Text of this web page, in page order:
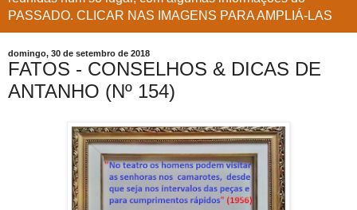
PASSADO. CLICAR NAS IMAGENS PARA AMPLIÁ-LAS
domingo, 30 de setembro de 2018
FATOS - CONSELHOS & DICAS DE
ANTANHO (Nº 154)